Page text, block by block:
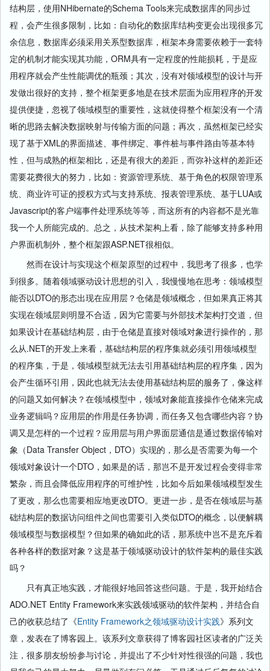
结构层，使用NHibernate的Schema Tools来完成数据库的同步过
程，会产生很多限制，比如：自动化的数据库结构变更会出现很多冗
余信息，数据库必须采用关系型数据库，框架本身需要依赖于一套特
定的机制才能实现其功能，ORM具有一定程度的性能损耗，于是应
用程序就会产生性能调优的瓶颈；其次，没有对领域模型的设计与开
发做出很好的支持，整个框架更多地是在技术层面为应用程序的开发
提供便捷，忽视了领域模型的重要性，这就使得整个框架没有一个清
晰的思路去解决数据映射与传输方面的问题；再次，虽然框架已经实
现了基于XML的界面描述、事件绑定、事件桩与事件路由等基本特
性，但与成熟的框架相比，还是有很大的差距，而弥补这样的差距还
需要花费很大的努力，比如：资源管理系统、基于角色的权限管理系
统、商业许可证的授权方式与支持系统、报表管理系统、基于LUA或
Javascript的客户端事件处理系统等等，而这所有的内容都不是光靠
我一个人所能完成的。总之，从技术架构上看，除了能够支持多种用
户界面机制外，整个框架跟ASP.NET很相似。
然而在设计与实现这个框架原型的过程中，我思考了很多，也学
到很多。随着领域驱动设计思想的引入，我慢慢地在思考：领域模型
能否以DTO的形态出现在应用层？仓储是领域概念，但如果真正将其
实现在领域层则明显不合适，因为它需要与外部技术架构打交道，但
如果设计在基础结构层，由于仓储是直接对领域对象进行操作的，那
么从.NET的开发上来看，基础结构层的程序集就必须引用领域模型
的程序集，于是，领域模型就无法去引用基础结构层的程序集，因为
会产生循环引用，因此也就无法去使用基础结构层的服务了，像这样
的问题又如何解决？在领域模型中，领域对象能直接操作仓储来完成
业务逻辑吗？应用层的作用是任务协调，而任务又包含哪些内容？协
调又是怎样的一个过程？应用层与用户界面层通信是通过数据传输对
象（Data Transfer Object，DTO）实现的，那么是否需要为每一个
领域对象设计一个DTO，如果是的话，那岂不是开发过程会变得非常
繁杂，而且会降低应用程序的可维护性，比如今后如果领域模型发生
了更改，那么也需要相应地更改DTO。更进一步，是否在领域层与基
础结构层的数据访问组件之间也需要引入类似DTO的概念，以便解耦
领域模型与数据模型？但如果的确如此的话，那系统中岂不是充斥着
各种各样的数据对象？这是基于领域驱动设计的软件架构的最佳实践
吗？
只有真正地实践，才能很好地回答这些问题。于是，我开始结合
ADO.NET Entity Framework来实践领域驱动的软件架构，并结合自
己的收获总结了《Entity Framework之领域驱动设计实践》系列文
章，发表在了博客园上。该系列文章获得了博客园社区读者的广泛关
注，很多朋友纷纷参与讨论，并提出了不少针对性很强的问题，我也